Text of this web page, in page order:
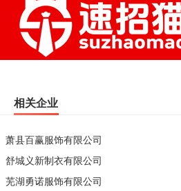
相关企业
萧县百赢服饰有限公司
舒城义新制衣有限公司
芜湖勇诺服饰有限公司